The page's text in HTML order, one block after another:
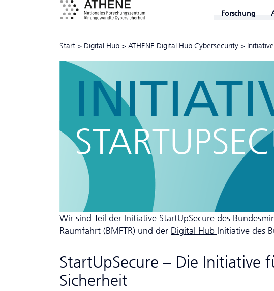
Forschung
Start > Digital Hub > ATHENE Digital Hub Cyber­security >
Wir sind Teil der Initiative StartUpSecure des
Raumfahrt (BMFTR) und der Digital Hub Initiative des
StartUpSecure – Die Initiative
Sicherheit